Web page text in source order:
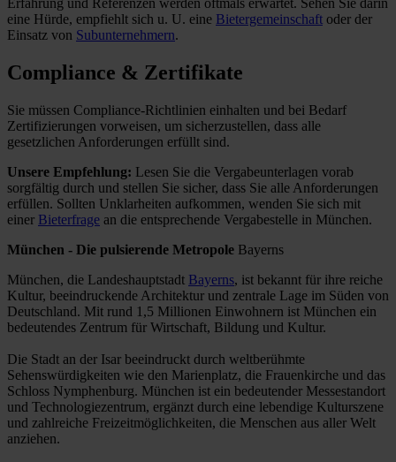
Erfahrung und Referenzen werden oftmals erwartet. Sehen Sie darin
eine Hürde, empfiehlt sich u. U. eine Bietergemeinschaft oder der
Einsatz von Subunternehmern.
Compliance & Zertifikate
Sie müssen Compliance-Richtlinien einhalten und bei Bedarf
Zertifizierungen vorweisen, um sicherzustellen, dass alle
gesetzlichen Anforderungen erfüllt sind.
Unsere Empfehlung: Lesen Sie die Vergabeunterlagen vorab
sorgfältig durch und stellen Sie sicher, dass Sie alle Anforderungen
erfüllen. Sollten Unklarheiten aufkommen, wenden Sie sich mit
einer Bieterfrage an die entsprechende Vergabestelle in München.
München - Die pulsierende Metropole Bayerns
München, die Landeshauptstadt Bayerns, ist bekannt für ihre reiche
Kultur, beeindruckende Architektur und zentrale Lage im Süden von
Deutschland. Mit rund 1,5 Millionen Einwohnern ist München ein
bedeutendes Zentrum für Wirtschaft, Bildung und Kultur.
Die Stadt an der Isar beeindruckt durch weltberühmte
Sehenswürdigkeiten wie den Marienplatz, die Frauenkirche und das
Schloss Nymphenburg. München ist ein bedeutender Messestandort
und Technologiezentrum, ergänzt durch eine lebendige Kulturszene
und zahlreiche Freizeitmöglichkeiten, die Menschen aus aller Welt
anziehen.